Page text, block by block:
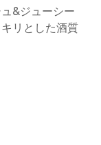
&ジューシー
リとした酒質